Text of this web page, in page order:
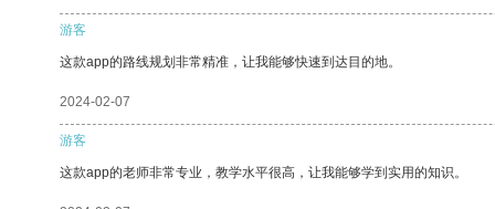
游客
这款app的路线规划非常精准，让我能够快速到达目的地。
2024-02-07
游客
这款app的老师非常专业，教学水平很高，让我能够学到实用的知识。